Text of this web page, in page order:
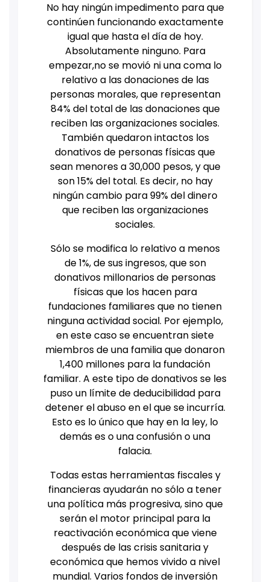
No hay ningún impedimento para que
continúen funcionando exactamente
igual que hasta el día de hoy.
Absolutamente ninguno. Para
empezar,no se movió ni una coma lo
relativo a las donaciones de las
personas morales, que representan
84% del total de las donaciones que
reciben las organizaciones sociales.
También quedaron intactos los
donativos de personas físicas que
sean menores a 30,000 pesos, y que
son 15% del total. Es decir, no hay
ningún cambio para 99% del dinero
que reciben las organizaciones
sociales.
Sólo se modifica lo relativo a menos
de 1%, de sus ingresos, que son
donativos millonarios de personas
físicas que los hacen para
fundaciones familiares que no tienen
ninguna actividad social. Por ejemplo,
en este caso se encuentran siete
miembros de una familia que donaron
1,400 millones para la fundación
familiar. A este tipo de donativos se les
puso un límite de deducibilidad para
detener el abuso en el que se incurría.
Esto es lo único que hay en la ley, lo
demás es o una confusión o una
falacia.
Todas estas herramientas fiscales y
financieras ayudarán no sólo a tener
una política más progresiva, sino que
serán el motor principal para la
reactivación económica que viene
después de las crisis sanitaria y
económica que hemos vivido a nivel
mundial. Varios fondos de inversión